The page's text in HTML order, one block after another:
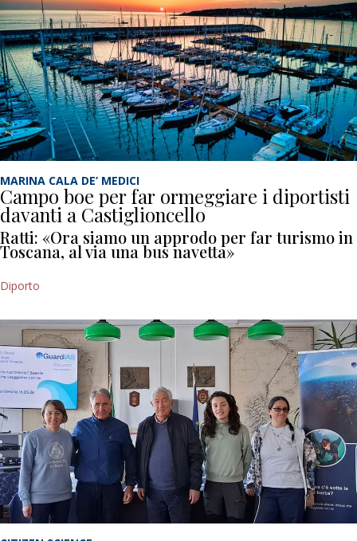
MARINA CALA DE’ MEDICI
Campo boe per far ormeggiare i diportisti
davanti a Castiglioncello
Ratti: «Ora siamo un approdo per far turismo in
Toscana, al via una bus navetta»
Diporto